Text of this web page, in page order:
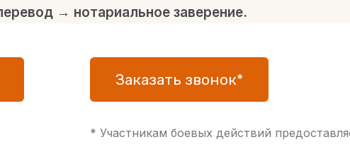
→ нотариальное заверение.
Заказать звонок*
* Участникам боевых действий